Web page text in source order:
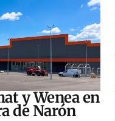
y Wenea en
de Narón